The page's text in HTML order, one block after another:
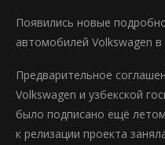
Появились новые
автомобилей Volkswagen в
Предварительное
Volkswagen и узбекской
было подписано ещё
к релизации проекта